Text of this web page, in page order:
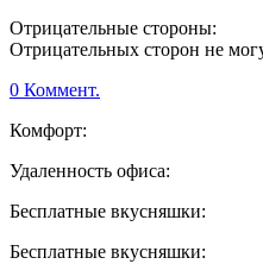
Отрицательные стороны:
Отрицательных сторон не
0 Коммент.
Комфорт:
Удаленность офиса:
Бесплатные вкусняшки:
Бесплатные вкусняшки: